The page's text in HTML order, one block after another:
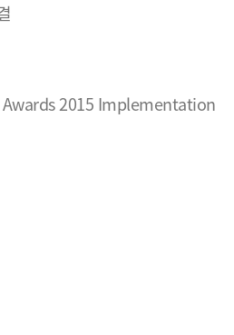
Awards 2015 Implementation